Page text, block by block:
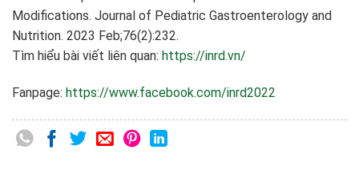
Modifications. Journal of Pediatric Gastroenterology and
Nutrition. 2023 Feb;76(2):232.
Tìm hiểu bài viết liên quan: https://inrd.vn/
Fanpage: https://www.facebook.com/inrd2022